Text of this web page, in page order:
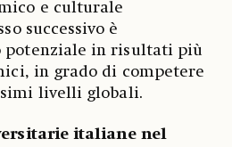
e culturale
successivo è
potenziale in risultati più
in grado di competere
livelli globali.
italiane nel